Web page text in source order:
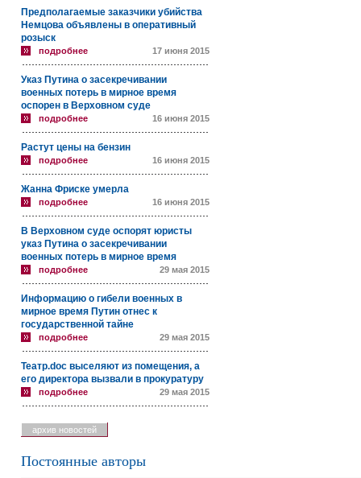
Предполагаемые заказчики убийства
Немцова объявлены в оперативный
розыск
подробнее 17 июня 2015
Указ Путина о засекречивании
военных потерь в мирное время
оспорен в Верховном суде
подробнее 16 июня 2015
Растут цены на бензин
подробнее 16 июня 2015
Жанна Фриске умерла
подробнее 16 июня 2015
В Верховном суде оспорят юристы
указ Путина о засекречивании
военных потерь в мирное время
подробнее 29 мая 2015
Информацию о гибели военных в
мирное время Путин отнес к
государственной тайне
подробнее 29 мая 2015
Театр.doc выселяют из помещения, а
его директора вызвали в прокуратуру
подробнее 29 мая 2015
архив новостей
Постоянные авторы